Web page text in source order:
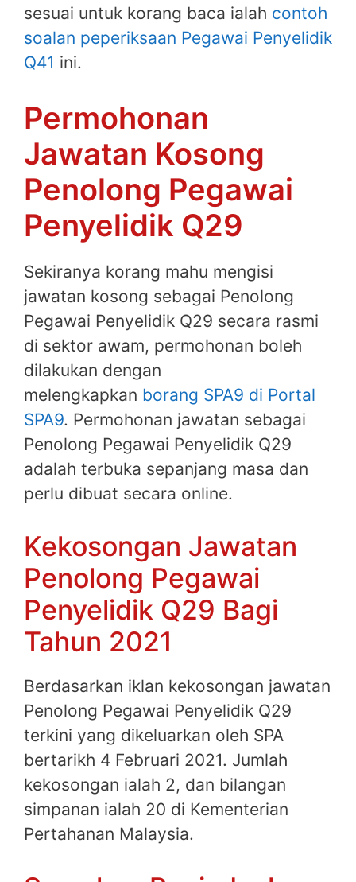
sesuai untuk korang baca ialah contoh
soalan peperiksaan Pegawai Penyelidik
Q41 ini.
Permohonan
Jawatan Kosong
Penolong Pegawai
Penyelidik Q29
Sekiranya korang mahu mengisi
jawatan kosong sebagai Penolong
Pegawai Penyelidik Q29 secara rasmi
di sektor awam, permohonan boleh
dilakukan dengan
melengkapkan borang SPA9 di Portal
SPA9. Permohonan jawatan sebagai
Penolong Pegawai Penyelidik Q29
adalah terbuka sepanjang masa dan
perlu dibuat secara online.
Kekosongan Jawatan
Penolong Pegawai
Penyelidik Q29 Bagi
Tahun 2021
Berdasarkan iklan kekosongan jawatan
Penolong Pegawai Penyelidik Q29
terkini yang dikeluarkan oleh SPA
bertarikh 4 Februari 2021. Jumlah
kekosongan ialah 2, dan bilangan
simpanan ialah 20 di Kementerian
Pertahanan Malaysia.